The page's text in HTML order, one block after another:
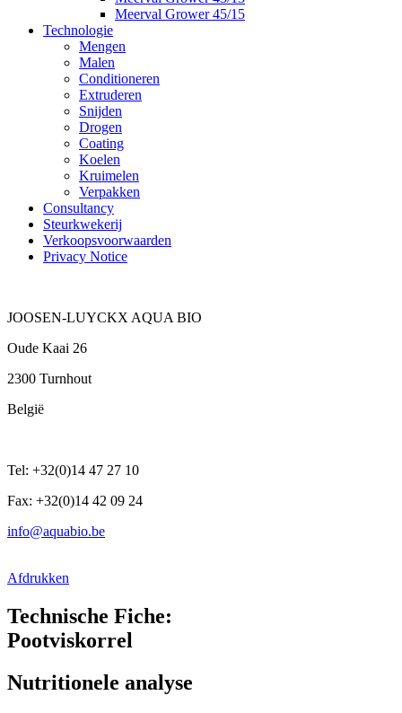
Meerval Grower 45/15
Technologie
Mengen
Malen
Conditioneren
Extruderen
Snijden
Drogen
Coating
Koelen
Kruimelen
Verpakken
Consultancy
Steurkwekerij
Verkoopsvoorwaarden
Privacy Notice
JOOSEN-LUYCKX AQUA BIO
Oude Kaai 26
2300 Turnhout
België
Tel: +32(0)14 47 27 10
Fax: +32(0)14 42 09 24
info@aquabio.be
Afdrukken
Technische Fiche:
Pootviskorrel
Nutritionele analyse